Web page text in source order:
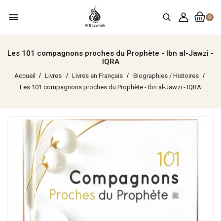
0
menu
Les 101 compagnons proches du Prophète - Ibn al-Jawzi -
IQRA
Accueil Livres Livres en Français
Biographies / Histoires
Les 101 compagnons proches du Prophète - Ibn al-Jawzi - IQRA